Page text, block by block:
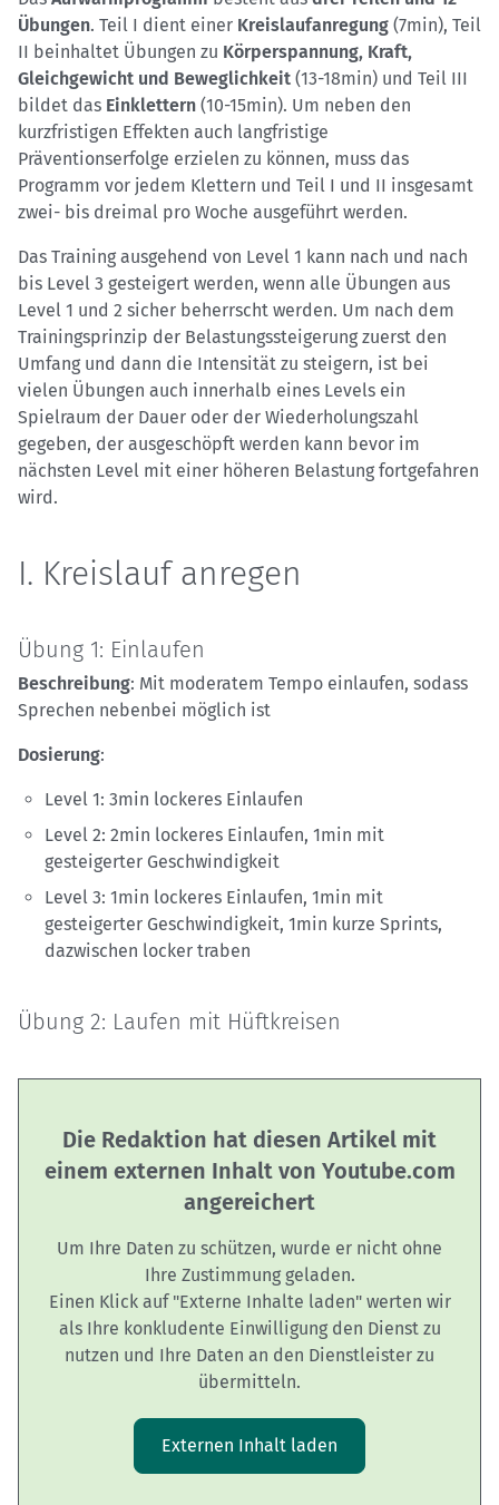
Übungen. Teil I dient einer Kreislaufanregung (7min), Teil
II beinhaltet Übungen zu Körperspannung, Kraft,
Gleichgewicht und Beweglichkeit (13-18min) und Teil III
bildet das Einklettern (10-15min). Um neben den
kurzfristigen Effekten auch langfristige
Präventionserfolge erzielen zu können, muss das
Programm vor jedem Klettern und Teil I und II insgesamt
zwei- bis dreimal pro Woche ausgeführt werden.
Das Training ausgehend von Level 1 kann nach und nach
bis Level 3 gesteigert werden, wenn alle Übungen aus
Level 1 und 2 sicher beherrscht werden. Um nach dem
Trainingsprinzip der Belastungssteigerung zuerst den
Umfang und dann die Intensität zu steigern, ist bei
vielen Übungen auch innerhalb eines Levels ein
Spielraum der Dauer oder der Wiederholungszahl
gegeben, der ausgeschöpft werden kann bevor im
nächsten Level mit einer höheren Belastung fortgefahren
wird.
I. Kreislauf anregen
Übung 1: Einlaufen
Beschreibung: Mit moderatem Tempo einlaufen, sodass
Sprechen nebenbei möglich ist
Dosierung:
Level 1: 3min lockeres Einlaufen
Level 2: 2min lockeres Einlaufen, 1min mit
gesteigerter Geschwindigkeit
Level 3: 1min lockeres Einlaufen, 1min mit
gesteigerter Geschwindigkeit, 1min kurze Sprints,
dazwischen locker traben
Übung 2: Laufen mit Hüftkreisen
Die Redaktion hat diesen Artikel mit
einem externen Inhalt von Youtube.com
angereichert
Um Ihre Daten zu schützen, wurde er nicht ohne
Ihre Zustimmung geladen.
Einen Klick auf "Externe Inhalte laden" werten wir
als Ihre konkludente Einwilligung den Dienst zu
nutzen und Ihre Daten an den Dienstleister zu
übermitteln.
Externen Inhalt laden